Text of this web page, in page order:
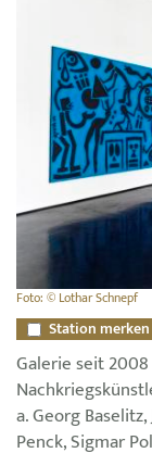
Foto: © Lothar Schnepf
Station merken
Galerie seit
a. Georg
Penck, Sigmar